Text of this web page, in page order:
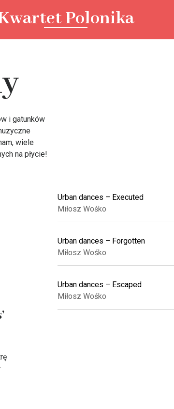
Polonika
i gatunków
wiele
na płycie!
Urban dances – Executed
Miłosz Wośko
Urban dances – Forgotten
Miłosz Wośko
Urban dances – Escaped
Miłosz Wośko